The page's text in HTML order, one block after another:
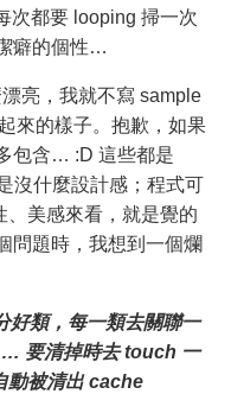
次都要 looping 掃一次
癖的個性…
亮，我就不寫 sample
來的樣子。抱歉，如果
包含… :D 這些都是
沒什麼設計感；程式可
、美感來看，就是覺的
問題時，我想到一個爛
好類，每一類去關聯一
要清掉時去 touch 一
動被清出 cache